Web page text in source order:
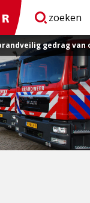
zoeken
gedrag van